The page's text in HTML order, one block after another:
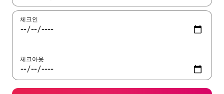
체크인
체크아웃